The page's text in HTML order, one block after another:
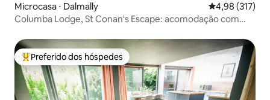
Microcasa ⋅ Dalmally 4,98 de uma
4,98 (317)
Columba Lodge, St Conan's Escape: acomodação com
Entre os melhores preferidos dos hóspedes
Preferido dos hóspedes